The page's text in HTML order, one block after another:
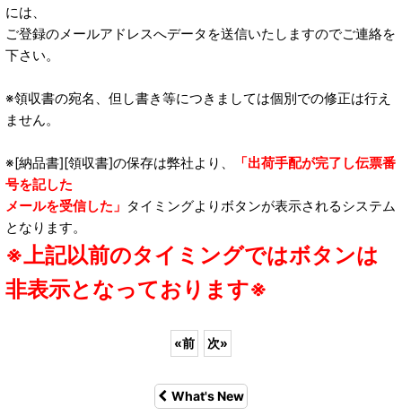
には、
ご登録のメールアドレスへデータを送信いたしますのでご連絡を
下さい。
※領収書の宛名、但し書き等につきましては個別での修正は行え
ません。
※[納品書][領収書]の保存は弊社より、
「出荷手配が完了し伝票番
号を記した
メールを受信した」 タイミングよりボタンが表示されるシステム
となります。
※上記以前のタイミングではボタンは
非表示となっております※
«前 次»
What's New